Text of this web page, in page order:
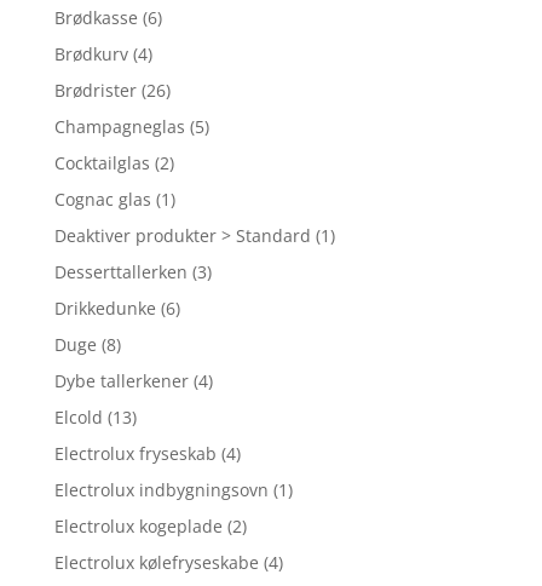
Brødkasse (6)
Brødkurv (4)
Brødrister (26)
Champagneglas (5)
Cocktailglas (2)
Cognac glas (1)
Deaktiver produkter > Standard (1)
Desserttallerken (3)
Drikkedunke (6)
Duge (8)
Dybe tallerkener (4)
Elcold (13)
Electrolux fryseskab (4)
Electrolux indbygningsovn (1)
Electrolux kogeplade (2)
Electrolux kølefryseskabe (4)